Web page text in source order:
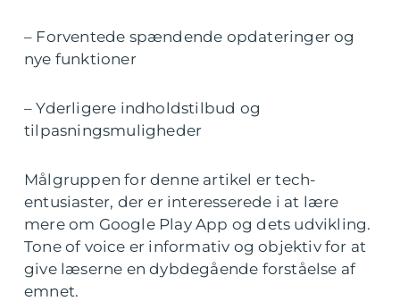
– Forventede spændende opdateringer og
nye funktioner
– Yderligere indholdstilbud og
tilpasningsmuligheder
Målgruppen for denne artikel er tech-
entusiaster, der er interesserede i at lære
mere om Google Play App og dets udvikling.
Tone of voice er informativ og objektiv for at
give læserne en dybdegående forståelse af
emnet.